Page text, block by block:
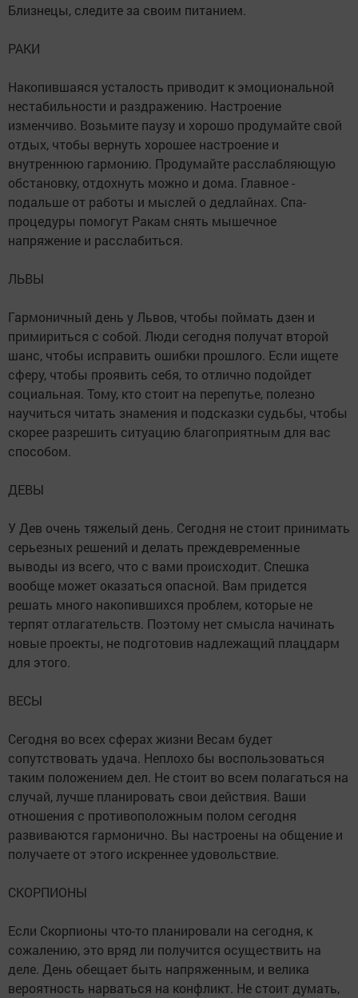
Близнецы, следите за своим питанием.
РАКИ
Накопившаяся усталость приводит к эмоциональной
нестабильности и раздражению. Настроение
изменчиво. Возьмите паузу и хорошо продумайте свой
отдых, чтобы вернуть хорошее настроение и
внутреннюю гармонию. Продумайте расслабляющую
обстановку, отдохнуть можно и дома. Главное -
подальше от работы и мыслей о дедлайнах. Спа-
процедуры помогут Ракам снять мышечное
напряжение и расслабиться.
ЛЬВЫ
Гармоничный день у Львов, чтобы поймать дзен и
примириться с собой. Люди сегодня получат второй
шанс, чтобы исправить ошибки прошлого. Если ищете
сферу, чтобы проявить себя, то отлично подойдет
социальная. Тому, кто стоит на перепутье, полезно
научиться читать знамения и подсказки судьбы, чтобы
скорее разрешить ситуацию благоприятным для вас
способом.
ДЕВЫ
У Дев очень тяжелый день. Сегодня не стоит принимать
серьезных решений и делать преждевременные
выводы из всего, что с вами происходит. Спешка
вообще может оказаться опасной. Вам придется
решать много накопившихся проблем, которые не
терпят отлагательств. Поэтому нет смысла начинать
новые проекты, не подготовив надлежащий плацдарм
для этого.
ВЕСЫ
Сегодня во всех сферах жизни Весам будет
сопутствовать удача. Неплохо бы воспользоваться
таким положением дел. Не стоит во всем полагаться на
случай, лучше планировать свои действия. Ваши
отношения с противоположным полом сегодня
развиваются гармонично. Вы настроены на общение и
получаете от этого искреннее удовольствие.
СКОРПИОНЫ
Если Скорпионы что-то планировали на сегодня, к
сожалению, это вряд ли получится осуществить на
деле. День обещает быть напряженным, и велика
вероятность нарваться на конфликт. Не стоит думать,